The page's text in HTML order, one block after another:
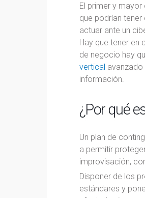
El primer y
que podrían
actuar ante un
Hay que tener en
de negocio hay
vertical
información.
¿Por qué
Un plan de
a permitir
improvisación,
Disponer de los
estándares y